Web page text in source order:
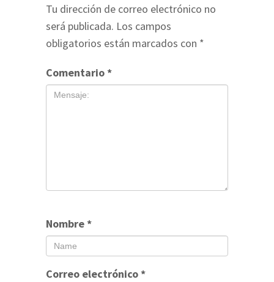
Tu dirección de correo electrónico no
será publicada. Los campos
obligatorios están marcados con *
Comentario*
Nombre*
Correo electrónico*